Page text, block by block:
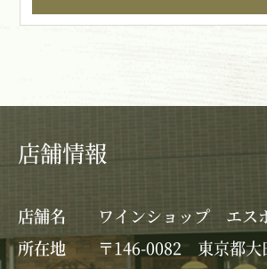
店舗情報
店舗名
ワインショップ エ
所在地
〒146-0082 東京都大